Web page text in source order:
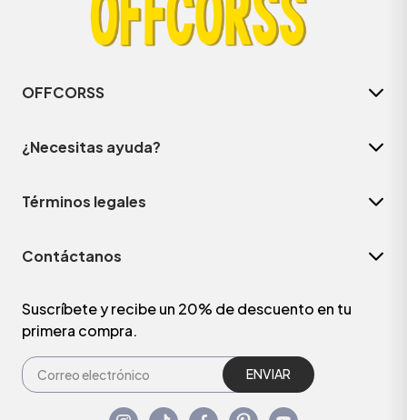
OFFCORSS
¿Necesitas ayuda?
Términos legales
Contáctanos
Suscríbete y recibe un 20% de descuento en tu
primera compra.
ENVIAR